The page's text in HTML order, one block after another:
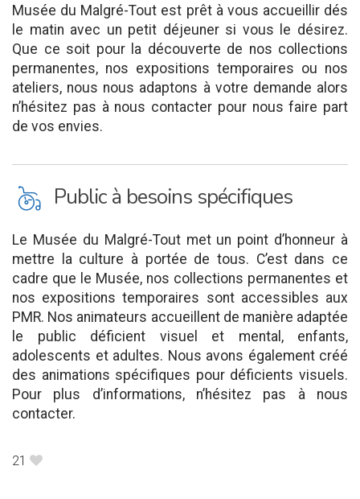
Musée du Malgré-Tout est prêt à vous accueillir dés
le matin avec un petit déjeuner si vous le désirez.
Que ce soit pour la découverte de nos collections
permanentes, nos expositions temporaires ou nos
ateliers, nous nous adaptons à votre demande alors
n’hésitez pas à nous contacter pour nous faire part
de vos envies.
L Public à besoins spécifiques
Le Musée du Malgré-Tout met un point d’honneur à
mettre la culture à portée de tous. C’est dans ce
cadre que le Musée, nos collections permanentes et
nos expositions temporaires sont accessibles aux
PMR. Nos animateurs accueillent de manière adaptée
le public déficient visuel et mental, enfants,
adolescents et adultes. Nous avons également créé
des animations spécifiques pour déficients visuels.
Pour plus d’informations, n’hésitez pas à nous
contacter.
21 B